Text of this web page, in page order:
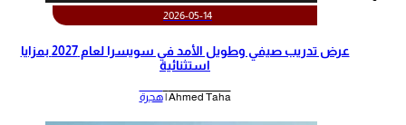
2026-05-14
عرض تدريب صيفي وطويل الأمد في سويسرا لعام 2027 بمزايا
استثنائية
Ahmed Taha | هجرة